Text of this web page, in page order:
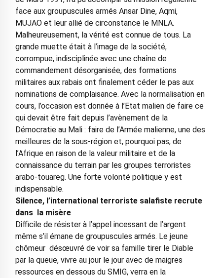
face aux groupuscules armés Ansar Dine, Aqmi,
MUJAO et leur allié de circonstance le MNLA.
Malheureusement, la vérité est connue de tous. La
grande muette était à l’image de la société,
corrompue, indisciplinée avec une chaîne de
commandement désorganisée, des formations
militaires aux rabais ont finalement céder le pas aux
nominations de complaisance. Avec la normalisation en
cours, l’occasion est donnée à l’Etat malien de faire ce
qui devait être fait depuis l’avènement de la
Démocratie au Mali : faire de l’Armée malienne, une des
meilleures de la sous-région et, pourquoi pas, de
l’Afrique en raison de la valeur militaire et de la
connaissance du terrain par les groupes terroristes
arabo-touareg. Une forte volonté politique y est
indispensable.
Silence, l’international terroriste salafiste recrute
dans la misère
Difficile de résister à l’appel incessant de l’argent
même s’il émane de groupuscules armés. Le jeune
chômeur désœuvré de voir sa famille tirer le Diable
par la queue, vivre au jour le jour avec de maigres
ressources en dessous du SMIG, verra en la